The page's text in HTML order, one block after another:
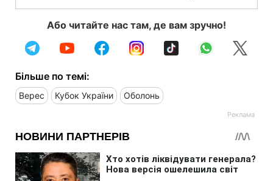
Або читайте нас там, де вам зручно!
Більше по темі:
Верес Кубок України Оболонь